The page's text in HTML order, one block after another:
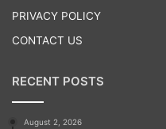
PRIVACY POLICY
CONTACT US
RECENT POSTS
August 2, 2026